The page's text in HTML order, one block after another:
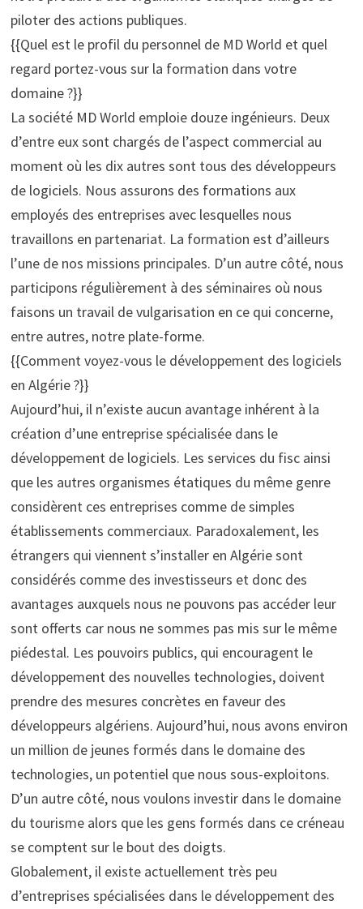
piloter des actions publiques.
{{Quel est le profil du personnel de MD World et quel
regard portez-vous sur la formation dans votre
domaine ?}}
La société MD World emploie douze ingénieurs. Deux
d’entre eux sont chargés de l’aspect commercial au
moment où les dix autres sont tous des développeurs
de logiciels. Nous assurons des formations aux
employés des entreprises avec lesquelles nous
travaillons en partenariat. La formation est d’ailleurs
l’une de nos missions principales. D’un autre côté, nous
participons régulièrement à des séminaires où nous
faisons un travail de vulgarisation en ce qui concerne,
entre autres, notre plate-forme.
{{Comment voyez-vous le développement des logiciels
en Algérie ?}}
Aujourd’hui, il n’existe aucun avantage inhérent à la
création d’une entreprise spécialisée dans le
développement de logiciels. Les services du fisc ainsi
que les autres organismes étatiques du même genre
considèrent ces entreprises comme de simples
établissements commerciaux. Paradoxalement, les
étrangers qui viennent s’installer en Algérie sont
considérés comme des investisseurs et donc des
avantages auxquels nous ne pouvons pas accéder leur
sont offerts car nous ne sommes pas mis sur le même
piédestal. Les pouvoirs publics, qui encouragent le
développement des nouvelles technologies, doivent
prendre des mesures concrètes en faveur des
développeurs algériens. Aujourd’hui, nous avons environ
un million de jeunes formés dans le domaine des
technologies, un potentiel que nous sous-exploitons.
D’un autre côté, nous voulons investir dans le domaine
du tourisme alors que les gens formés dans ce créneau
se comptent sur le bout des doigts.
Globalement, il existe actuellement très peu
d’entreprises spécialisées dans le développement des